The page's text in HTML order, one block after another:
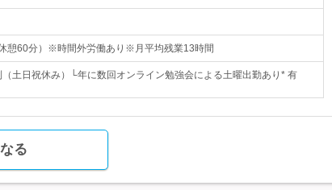
憩60分）※時間外労働あり※月平均残業13時間
土日祝休み）└年に数回オンライン勉強会による土曜出勤あり* 有
る